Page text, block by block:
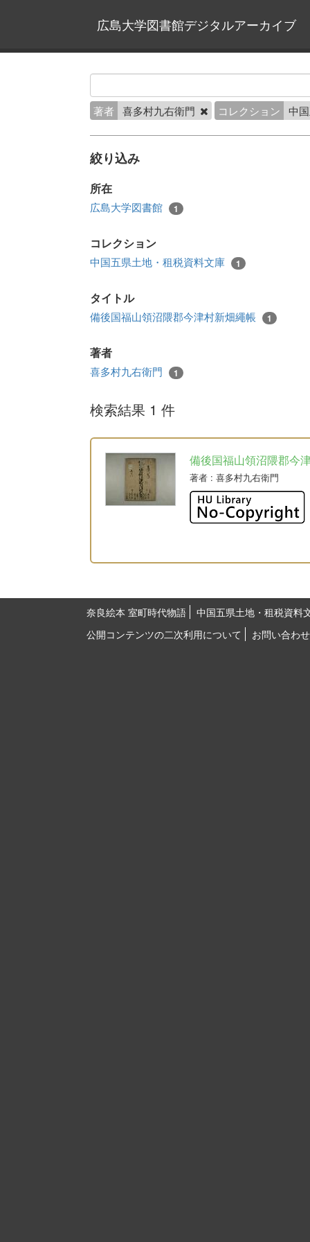
広島大学図書館デジタルアーカイブ
著者 喜多村九右衛門 コレクション 中
絞り込み
所在
広島大学図書館 1
コレクション
中国五県土地・租税資料文庫 1
タイトル
備後国福山領沼隈郡今津村新畑繩帳 1
著者
喜多村九右衛門 1
検索結果 1 件
備後国福山領沼隈郡今
著者 : 喜多村九右衛門
奈良絵本 室町時代物語
中国五県土地・租税資料
公開コンテンツの二次利用について
お問い合わせ